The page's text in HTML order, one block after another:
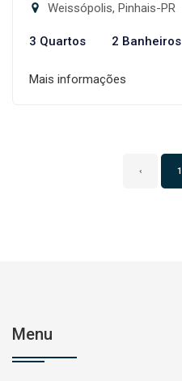
Weissópolis, Pinhais-PR
3 Quartos 2 Banheiros
Mais informações
‹ 1
Menu